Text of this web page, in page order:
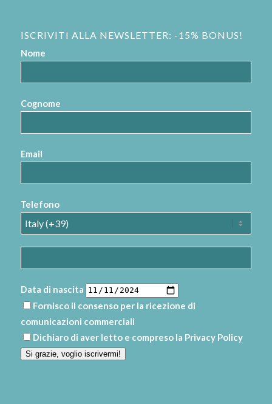
ISCRIVITI ALLA NEWSLETTER: -15% BONUS!
Nome
Cognome
Email
Telefono
Data di nascita
Fornisco il consenso per la ricezione di
comunicazioni commerciali
Dichiaro di aver letto e compreso la Privacy Policy
Si grazie, voglio iscrivermi!